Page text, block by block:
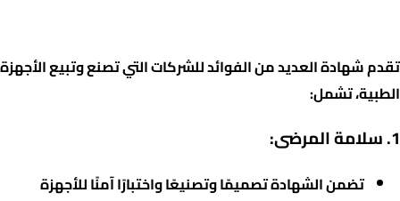
تقدم شهادة العديد من الفوائد للشركات التي تصنع وتبيع الأجهزة
الطبية، تشمل:
1. سلامة المرضى:
تضمن الشهادة تصميمًا وتصنيعًا واختبارًا آمنًا للأجهزة